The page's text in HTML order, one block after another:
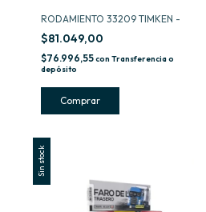
RODAMIENTO 33209 TIMKEN -
$81.049,00
$76.996,55con Transferencia o
depósito
Sin stock